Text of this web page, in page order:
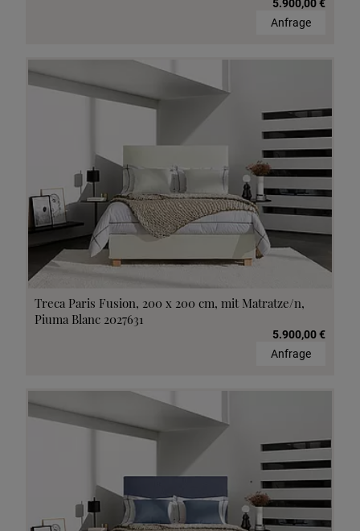
5.900,00 €
Anfrage
Treca Paris Fusion, 200 x 200 cm, mit Matratze/n,
Piuma Blanc 2027631
5.900,00 €
Anfrage